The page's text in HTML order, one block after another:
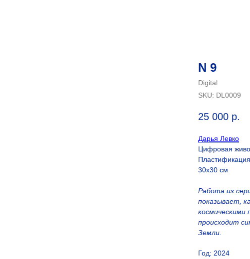
N 9
Digital
SKU: DL0009
25 000 р.
Дарья Левко
Цифровая
30х30 см
Работа из
показывает,
космическими
происходит
Земли.
Год: 2024